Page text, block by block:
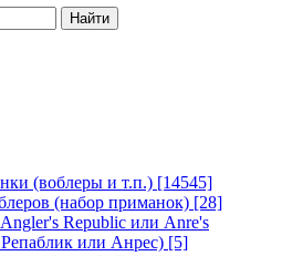
(воблеры и т.п.) [14545]
(набор приманок) [28]
Republic или Anre's
или Анрес) [5]